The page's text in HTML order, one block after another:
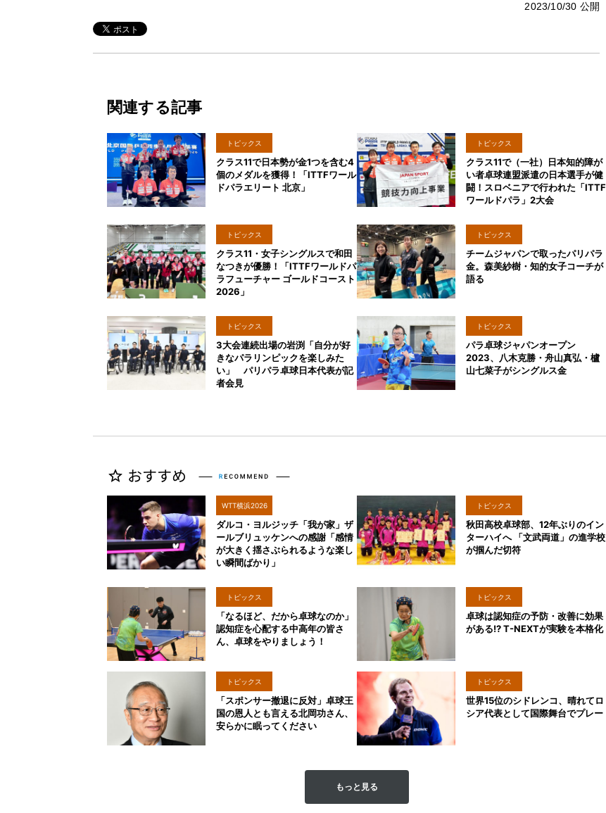
2023/10/30 公開
関連する記事
トピックス
クラス11で日本勢が金1つを含む4
個のメダルを獲得！「ITTFワール
ドパラエリート 北京」
トピックス
クラス11で（一社）日本知的障が
い者卓球連盟派遣の日本選手が健
闘！スロベニアで行われた「ITTF
ワールドパラ」2大会
トピックス
クラス11・女子シングルスで和田
なつきが優勝！「ITTFワールドパ
ラフューチャー ゴールドコースト
2026」
トピックス
チームジャパンで取ったパリパラ
金。森美紗樹・知的女子コーチが
語る
トピックス
3大会連続出場の岩渕「自分が好
きなパラリンピックを楽しみた
い」 パリパラ卓球日本代表が記
者会見
トピックス
パラ卓球ジャパンオープン
2023、八木克勝・舟山真弘・櫨
山七菜子がシングルス金
WTT横浜2026
ダルコ・ヨルジッチ「我が家」ザ
ールブリュッケンへの感謝「感情
が大きく揺さぶられるような楽し
い瞬間ばかり」
トピックス
秋田高校卓球部、12年ぶりのイン
ターハイへ 「文武両道」の進学校
が掴んだ切符
トピックス
「なるほど、だから卓球なのか」
認知症を心配する中高年の皆さ
ん、卓球をやりましょう！
トピックス
卓球は認知症の予防・改善に効果
がある!? T-NEXTが実験を本格化
トピックス
「スポンサー撤退に反対」卓球王
国の恩人とも言える北岡功さん、
安らかに眠ってください
トピックス
世界15位のシドレンコ、晴れてロ
シア代表として国際舞台でプレー
もっと見る